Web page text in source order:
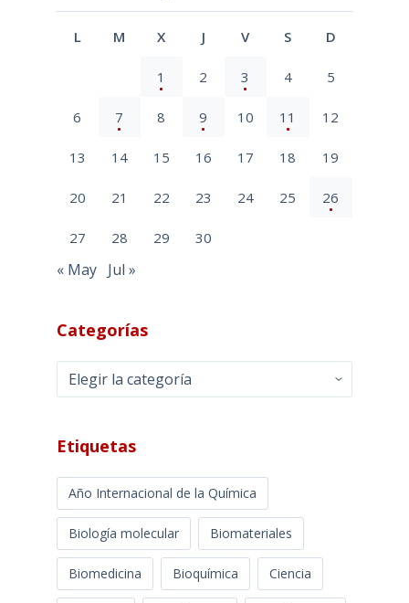
L M X J V S D
1 2 3 4 5
6 7 8 9 10 11 12
13 14 15 16 17 18 19
20 21 22 23 24 25 26
27 28 29 30
« May Jul »
Categorías
Categorías
Etiquetas
Año Internacional de la Química
Biología molecular Biomateriales
Biomedicina Bioquímica Ciencia